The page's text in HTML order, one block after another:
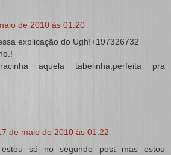
de 2010 às 01:20
explicação do Ugh!+197326732
aquela tabelinha,perfeita pra
de maio de 2010 às 01:22
só no segundo post mas estou